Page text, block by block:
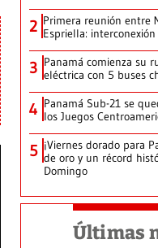
2 Primera reunión entre
Espriella:
3 Panamá comienza su
eléctrica con 5 buses
4 Panamá Sub-21 se
los Juegos
5 ¡Viernes dorado para
de oro y un récord
Domingo
Últimas